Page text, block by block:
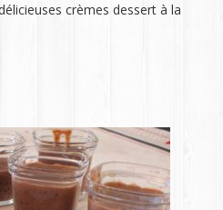
crèmes dessert à la